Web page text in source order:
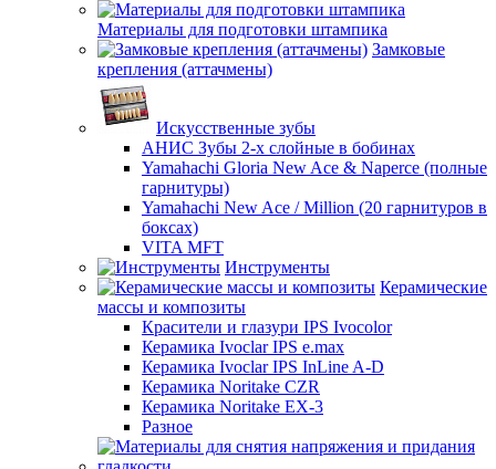
Материалы для подготовки штампика
Замковые
крепления (аттачмены)
Искусственные зубы
АНИС Зубы 2-х слойные в бобинах
Yamahachi Gloria New Ace & Naperce (полные
гарнитуры)
Yamahachi New Ace / Million (20 гарнитуров в
боксах)
VITA MFT
Инструменты
Керамические
массы и композиты
Красители и глазури IPS Ivocolor
Керамика Ivoclar IPS e.max
Керамика Ivoclar IPS InLine A-D
Керамика Noritake CZR
Керамика Noritake EX-3
Разное